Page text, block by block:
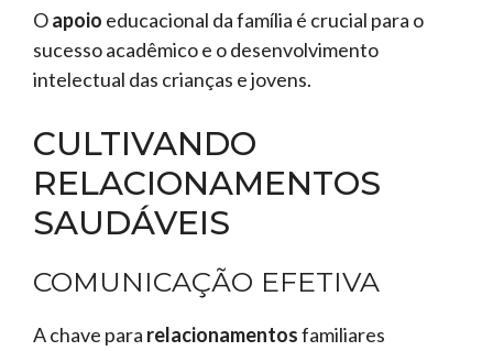
Oapoio educacional da família é crucial para o
sucesso acadêmico e o desenvolvimento
intelectual das crianças e jovens.
CULTIVANDO
RELACIONAMENTOS
SAUDÁVEIS
COMUNICAÇÃO EFETIVA
A chave para relacionamentosfamiliares